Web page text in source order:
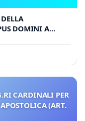
DOMINI A
CARDINALI PER
(ART.